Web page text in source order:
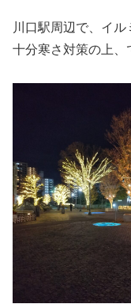
川口駅周辺で、イル
十分寒さ対策の上、